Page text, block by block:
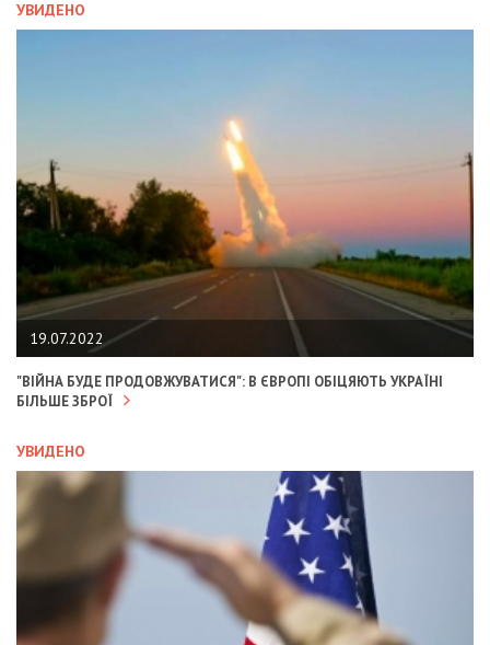
УВИДЕНО
19.07.2022
"ВІЙНА БУДЕ ПРОДОВЖУВАТИСЯ": В ЄВРОПІ ОБІЦЯЮТЬ УКРАЇНІ
БІЛЬШЕ ЗБРОЇ
УВИДЕНО